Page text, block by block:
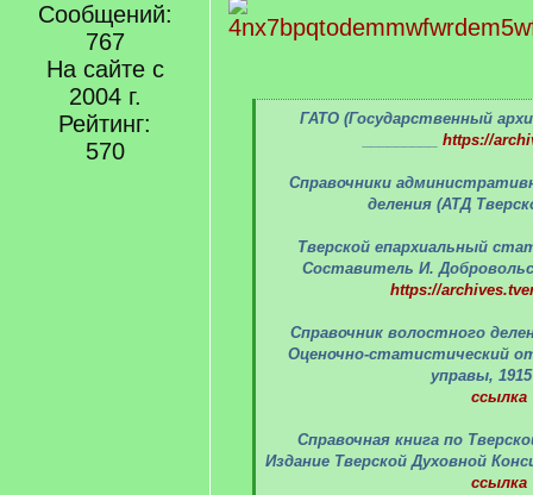
Сообщений:
767
На сайте с
2004 г.
Рейтинг:
570
ГАТО (Государственный
https://
Справочники
деления (АТД
Тверской епархиальный
Составитель И.
https://
Справочник волостного
Оценочно-статистический
управы,
ссылка
Справочная книга по
Издание Тверской Духовной
ссылка